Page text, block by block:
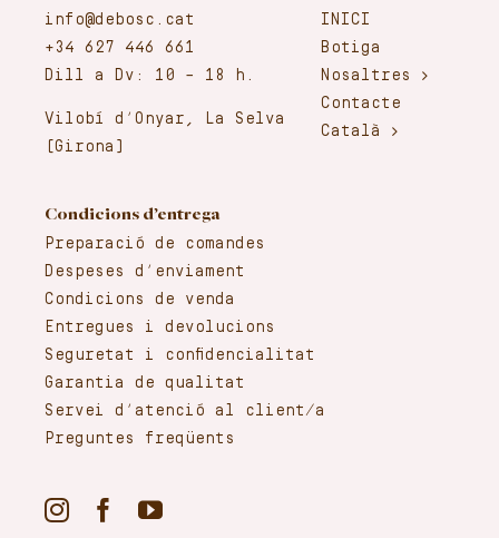
INICI
Botiga
Nosaltres
Contacte
Català
info@debosc.cat
+34 627 446 661
Dill a Dv: 10 – 18 h.
Vilobí d’Onyar, La Selva
(Girona)
Condicions d’entrega
Preparació de comandes
Despeses d’enviament
Condicions de venda
Entregues i devolucions
Seguretat i confidencialitat
Garantia de qualitat
Servei d’atenció al client/a
Preguntes freqüents